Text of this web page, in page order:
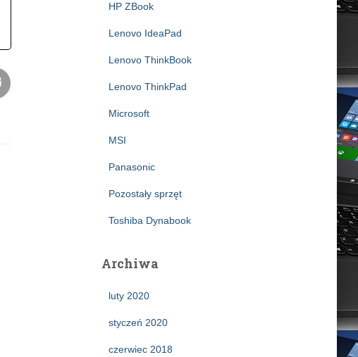
HP ZBook
Lenovo IdeaPad
Lenovo ThinkBook
Lenovo ThinkPad
Microsoft
MSI
Panasonic
Pozostały sprzęt
Toshiba Dynabook
Archiwa
luty 2020
styczeń 2020
czerwiec 2018